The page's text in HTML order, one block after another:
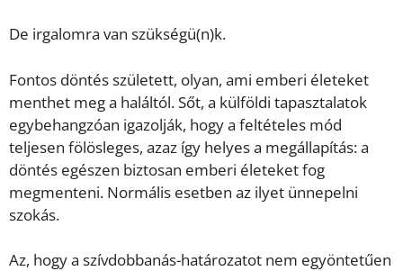
De irgalomra van szükségü(n)k.
Fontos döntés született, olyan, ami emberi életeket
menthet meg a haláltól. Sőt, a külföldi tapasztalatok
egybehangzóan igazolják, hogy a feltételes mód
teljesen fölösleges, azaz így helyes a megállapítás: a
döntés egészen biztosan emberi életeket fog
megmenteni. Normális esetben az ilyet ünnepelni
szokás.
Az, hogy a szívdobbanás-határozatot nem egyöntetűen